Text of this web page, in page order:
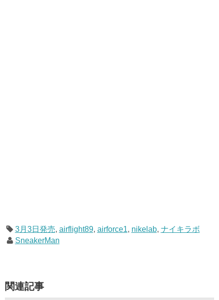
3月3日発売, airflight89, airforce1, nikelab, ナイキラボ
SneakerMan
関連記事